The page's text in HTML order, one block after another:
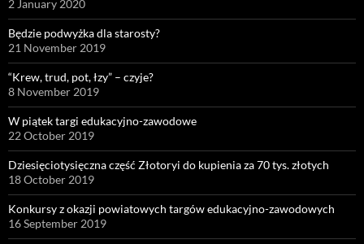
2 January 2020
Będzie podwyżka dla starosty?
21 November 2019
“Krew, trud, pot, łzy” – czyje?
8 November 2019
W piątek targi edukacyjno-zawodowe
22 October 2019
Dziesięciotysięczna część Złotoryi do kupienia za 70 tys. złotych
18 October 2019
Konkursy z okazji powiatowych targów edukacyjno-zawodowych
16 September 2019